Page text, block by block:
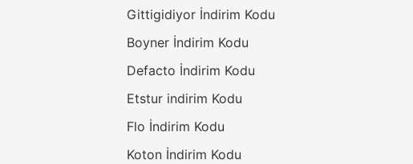
Gittigidiyor İndirim Kodu
Boyner İndirim Kodu
Defacto İndirim Kodu
Etstur indirim Kodu
Flo İndirim Kodu
Koton İndirim Kodu